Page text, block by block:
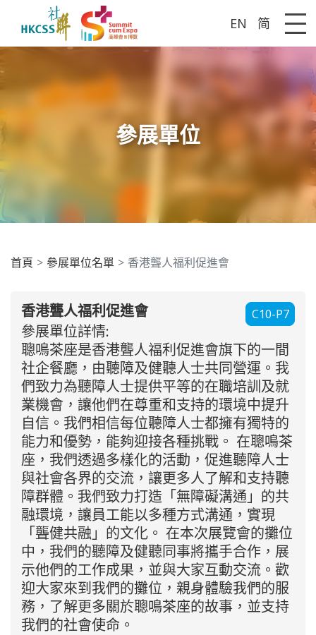
EN 简
參展單位
首頁 參展單位名單 香港聾人福利促進會
C10-P7
香港聾人福利促進會
參展單位詳情:
聰鳴茶座是香港聾人福利促進會旗下的一間
社企餐廳，由聽障及健聽人士共同營運。我
們致力為聽障人士提供平等的在職培訓及就
業機會，讓他們在尊重和支持的環境中提升
自信。我們相信每位聽障人士都擁有獨特的
能力和優勢，能夠迎接各種挑戰。 在聰鳴茶
座，我們透過多樣化的活動，促進聽障人士
與社會各界的交流，讓更多人了解和支持聽
障群體。我們致力打造「無障礙溝通」的共
融環境，讓員工能以多種方式溝通，實現
「聾健共融」的文化。 在本次展覽會的攤位
中，我們的聽障及健聽同事將攜手合作，展
示他們的工作成果，並與大家互動交流。歡
迎大家來到我們的攤位，親身體驗我們的服
務，了解更多關於聰鳴茶座的故事，並支持
我們的社會使命。